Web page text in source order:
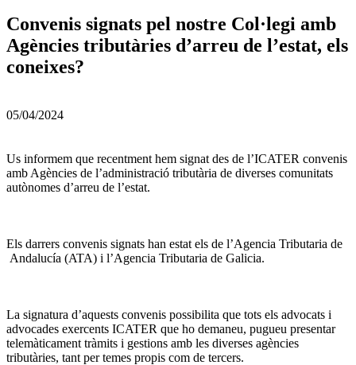
Convenis signats pel nostre Col·legi amb
Agències tributàries d’arreu de l’estat, els
coneixes?
05/04/2024
Us informem que recentment hem signat des de l’ICATER convenis
amb Agències de l’administració tributària de diverses comunitats
autònomes d’arreu de l’estat.
Els darrers convenis signats han estat els de l’Agencia Tributaria de
Andalucía (ATA) i l’Agencia Tributaria de Galicia.
La signatura d’aquests convenis possibilita que tots els advocats i
advocades exercents ICATER que ho demaneu, pugueu presentar
telemàticament tràmits i gestions amb les diverses agències
tributàries, tant per temes propis com de tercers.